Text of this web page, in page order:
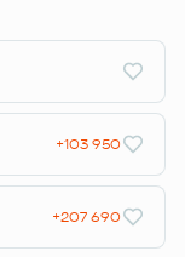
+103 950
+207 690